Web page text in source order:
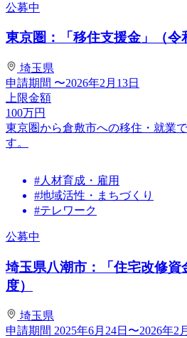
公募中
東京圏：「移住支援金」（令
埼玉県
申請期間 〜2026年2月13日
上限金額
100万円
東京圏から倉敷市への移住・就業
す。
#人材育成・雇用
#地域活性・まちづくり
#テレワーク
公募中
埼玉県八潮市：「住宅改修資
度）
埼玉県
申請期間 2025年6月24日〜2026年2